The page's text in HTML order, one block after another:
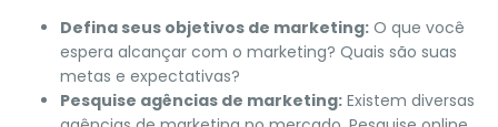
Defina seus objetivos de marketing: O que você
espera alcançar com o marketing? Quais são suas
metas e expectativas?
Pesquise agências de marketing: Existem diversas